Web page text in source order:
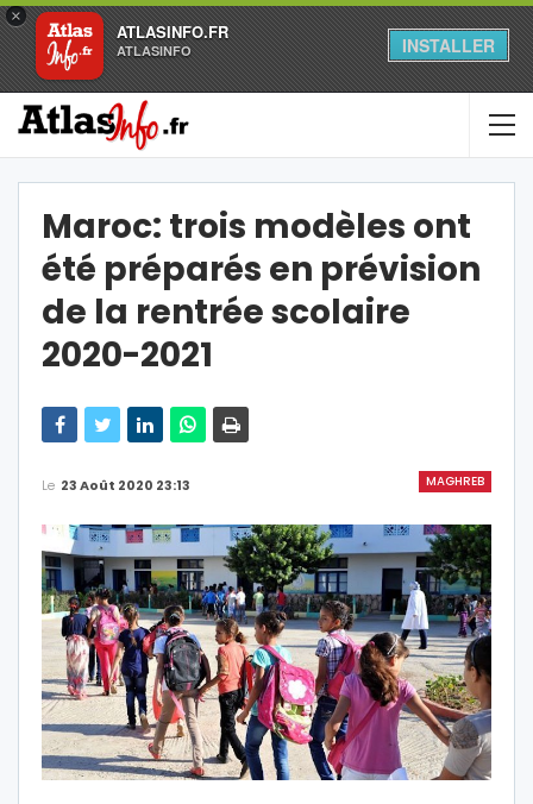
×
ATLASINFO.FR
ATLASINFO INSTALLER
Maroc: trois modèles ont
été préparés en prévision
de la rentrée scolaire
2020-2021
MAGHREB
Le 23 Août 2020 23:13